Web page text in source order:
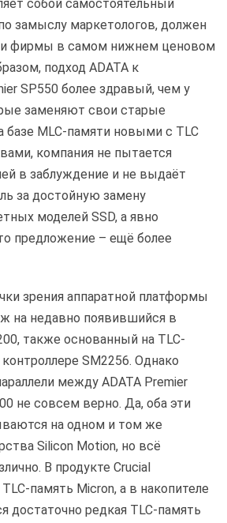
собой самостоятельный
замыслу маркетологов, должен
фирмы в самом нижнем ценовом
подход ADATA к
SP550 более здравый, чем у
заменяют свои старые
MLC-памяти новыми с TLC
компания не пытается
в заблуждение и не выдаёт
за достойную замену
моделей SSD, а явно
предложение – ещё более
зрения аппаратной платформы
на недавно появившийся в
также основанный на TLC-
SM2256. Однако
между ADATA Premier
не совсем верно. Да, оба эти
на одном и том же
Silicon Motion, но всё
В продукте Crucial
память Micron, а в накопителе
достаточно редкая TLC-память